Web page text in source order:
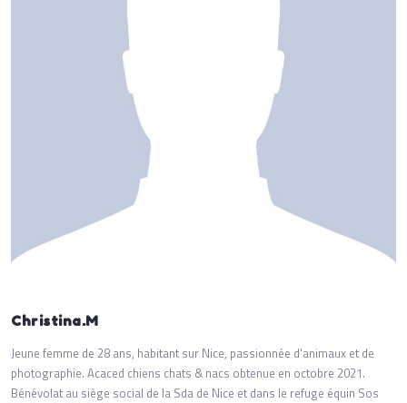
Christina.M
Jeune femme de 28 ans, habitant sur Nice, passionnée d'animaux et de
photographie. Acaced chiens chats & nacs obtenue en octobre 2021.
Bénévolat au siège social de la Sda de Nice et dans le refuge équin Sos